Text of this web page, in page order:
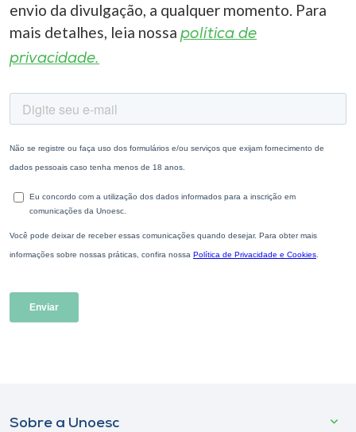
envio da divulgação, a qualquer momento. Para
mais detalhes, leia nossa política de
privacidade.
Sobre a Unoesc